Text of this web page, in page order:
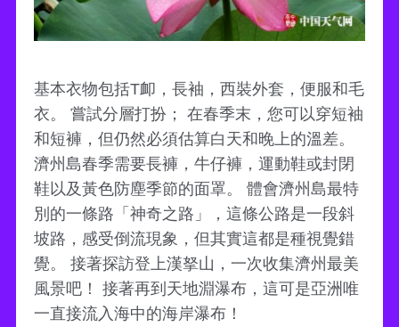
基本衣物包括T卹，長袖，西裝外套，便服和毛
衣。 嘗試分層打扮； 在春季末，您可以穿短袖
和短褲，但仍然必須估算白天和晚上的溫差。
濟州島春季需要長褲，牛仔褲，運動鞋或封閉
鞋以及黃色防塵季節的面罩。 體會濟州島最特
別的一條路「神奇之路」，這條公路是一段斜
坡路，感受倒流現象，但其實這都是種視覺錯
覺。 接著探訪登上漢拏山，一次收集濟州最美
風景吧！ 接著再到天地淵瀑布，這可是亞洲唯
一直接流入海中的海岸瀑布！